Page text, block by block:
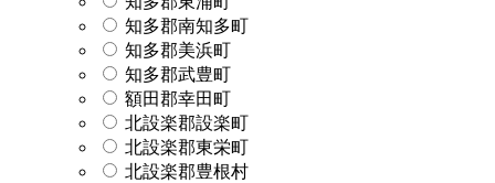
知多郡南知多町
知多郡美浜町
知多郡武豊町
額田郡幸田町
北設楽郡設楽町
北設楽郡東栄町
北設楽郡豊根村